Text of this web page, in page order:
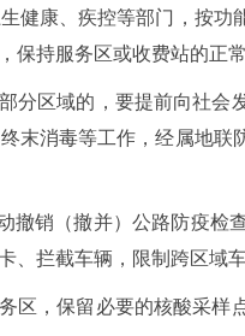
健康、疾控等部门，按
持服务区或收费站的正常
分区域的，要提前向社
末消毒等工作，经属地
销（撤并）公路防疫
拦截车辆，限制跨区域
区，保留必要的核酸采